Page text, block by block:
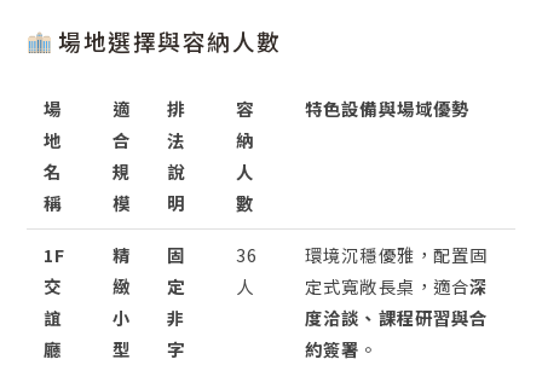
場地選擇與容納人數
場
地
名
稱
適
合
規
模
排
法
說
明
容
納
人
數
特色設備與場域優勢
1F
交
誼
廳
精
緻
小
型
固
定
非
字
36
人
環境沉穩優雅，配置固
定式寬敞長桌，適合深
度洽談、課程研習與合
約簽署 。